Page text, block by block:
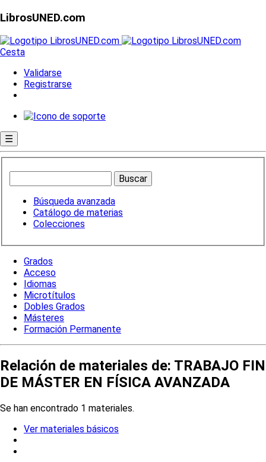
LibrosUNED.com
Cesta
Validarse
Registrarse
☰
Búsqueda avanzada
Catálogo de materias
Colecciones
Grados
Acceso
Idiomas
Microtítulos
Dobles Grados
Másteres
Formación Permanente
Relación de materiales de: TRABAJO FIN
DE MÁSTER EN FÍSICA AVANZADA
Se han encontrado 1 materiales.
Ver materiales básicos